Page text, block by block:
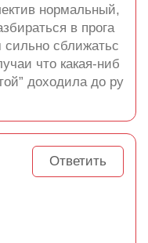
нормальный,
в прога
сближатьс
что какая-ниб
доходила до ру
Ответить